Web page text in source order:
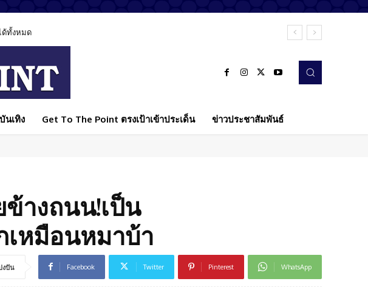
ด้ทั้งหมด
บันเทิง Get To The Point ตรงเป้าเข้าประเด็น ข่าวประชาสัมพันธ์
ข้างถนน!เป็น
เหมือนหมาบ้า
งปัน Facebook Twitter Pinterest WhatsApp